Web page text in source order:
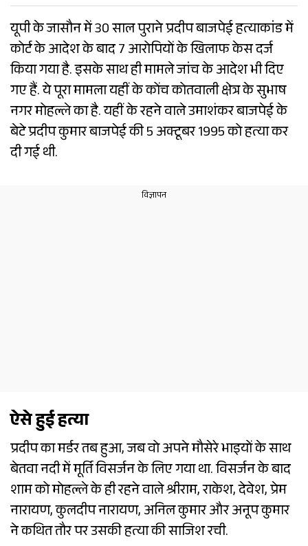
यूपी के जासौन में 30 साल पुराने प्रदीप बाजपेई हत्याकांड में
कोर्ट के आदेश के बाद 7 आरोपियों के खिलाफ केस दर्ज
किया गया है. इसके साथ ही मामले जांच के आदेश भी दिए
गए हैं. ये पूरा मामला यहीं के कोंच कोतवाली क्षेत्र के सुभाष
नगर मोहल्ले का है. यहीं के रहने वाले उमाशंकर बाजपेई के
बेटे प्रदीप कुमार बाजपेई की 5 अक्टूबर 1995 को हत्या कर
दी गई थी.
ऐसे हुई हत्या
प्रदीप का मर्डर तब हुआ, जब वो अपने मौसेरे भाइयों के साथ
बेतवा नदी में मूर्ति विसर्जन के लिए गया था. विसर्जन के बाद
शाम को मोहल्ले के ही रहने वाले श्रीराम, राकेश, देवेश, प्रेम
नारायण, कुलदीप नारायण, अनिल कुमार और अनूप कुमार
ने कथित तौर पर उसकी हत्या की साजिश रची.